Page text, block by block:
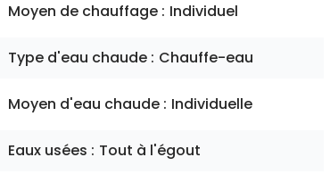
Moyen de chauffage Individuel
Type d'eau chaude Chauffe-eau
Moyen d'eau chaude Individuelle
Eaux usées Tout à l'égout